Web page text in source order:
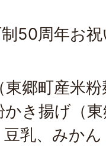
50周年お
郷町産米
き揚げ（
乳、みかん